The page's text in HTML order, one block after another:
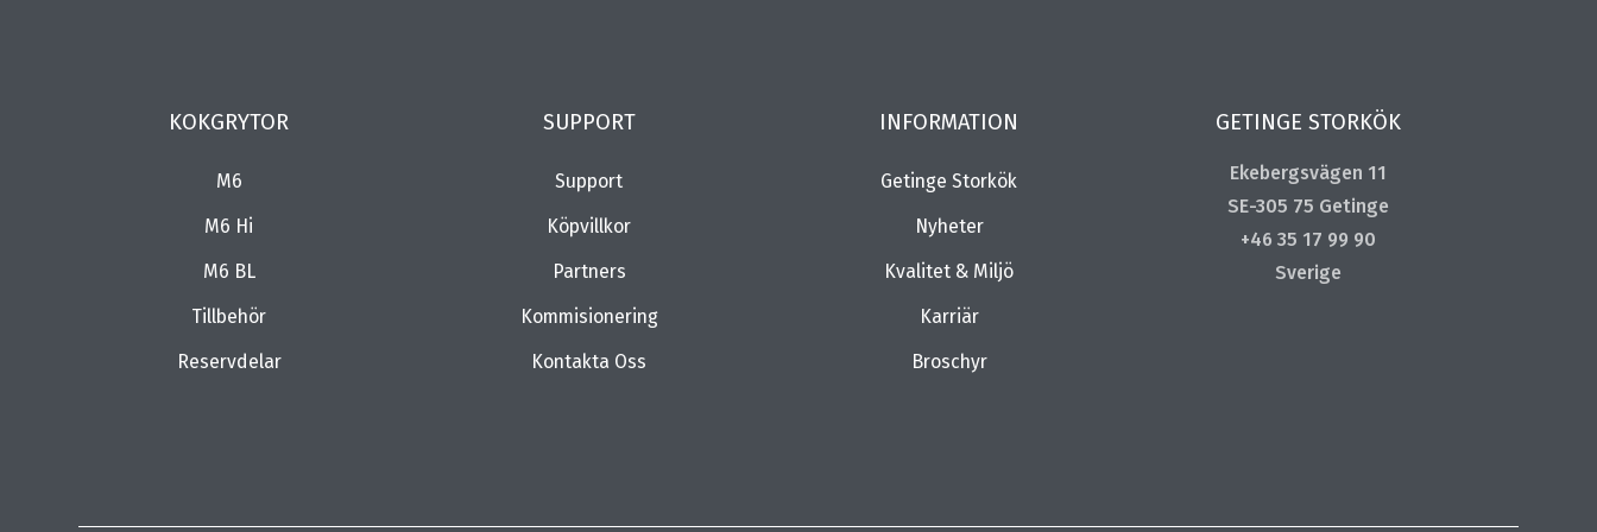
KOKGRYTOR
M6
M6 Hi
M6 BL
Tillbehör
Reservdelar
SUPPORT
Support
Köpvillkor
Partners
Kommisionering
Kontakta Oss
INFORMATION
Getinge Storkök
Nyheter
Kvalitet & Miljö
Karriär
Broschyr
GETINGE STORKÖK
Ekebergsvägen 11
SE-305 75 Getinge
+46 35 17 99 90
Sverige